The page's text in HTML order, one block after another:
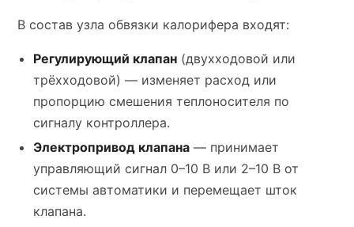
В состав узла обвязки калорифера входят:
Регулирующий клапан (двухходовой или
трёхходовой) — изменяет расход или
пропорцию смешения теплоносителя по
сигналу контроллера.
Электропривод клапана — принимает
управляющий сигнал 0–10 В или 2–10 В от
системы автоматики и перемещает шток
клапана.